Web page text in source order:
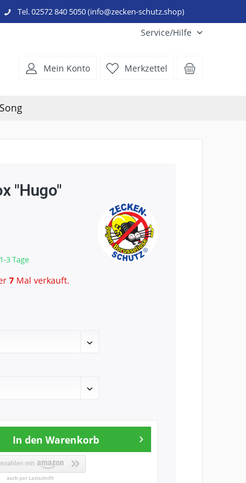
Tel. 02572 840 5050 (info@zecken-schutz.shop)
Service/Hilfe
Merkzettel
Mein Konto
"Hugo"
3 Tage
7Mal verkauft.
In den Warenkorb